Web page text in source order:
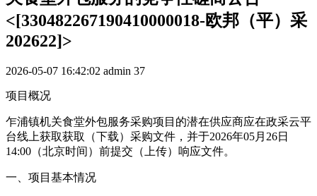
<[330482267190410000018-欧邦（平）采
202622]>
2026-05-07 16:42:02 admin 37
项目概况
乍浦镇机关食堂外包服务采购项目的潜在供应商应在政采云平
台线上获取获取（下载）采购文件，并于2026年05月26日
14:00（北京时间）前提交（上传）响应文件。
一、项目基本情况